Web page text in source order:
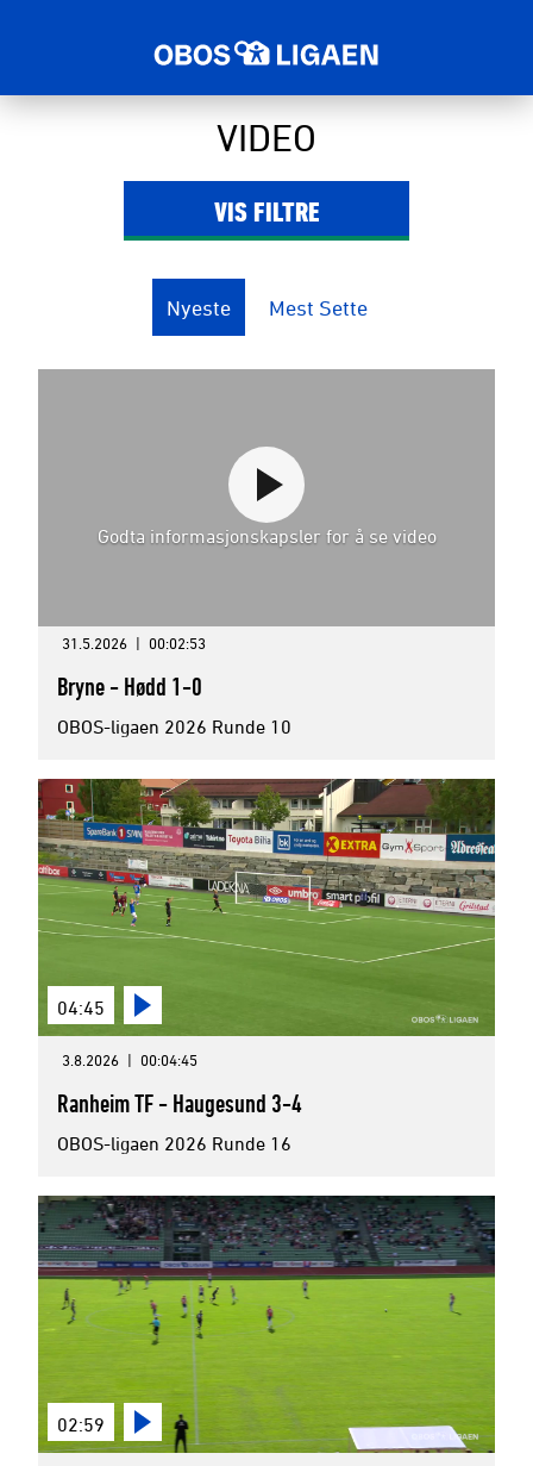
VIDEO
Nyeste Mest Sette
Godta informasjonskapsler for å se video
31.5.2026 | 00:02:53
Bryne - Hødd 1-0
OBOS-ligaen 2026 Runde 10
04:45
3.8.2026 | 00:04:45
Ranheim TF - Haugesund 3-4
OBOS-ligaen 2026 Runde 16
02:59
VISFILTRE